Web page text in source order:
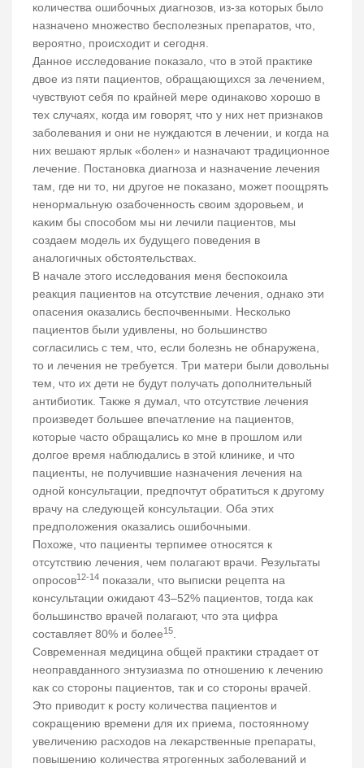
количества ошибочных диагнозов, из-за которых было
назначено множество бесполезных препаратов, что,
вероятно, происходит и сегодня.
Данное исследование показало, что в этой практике
двое из пяти пациентов, обращающихся за лечением,
чувствуют себя по крайней мере одинаково хорошо в
тех случаях, когда им говорят, что у них нет признаков
заболевания и они не нуждаются в лечении, и когда на
них вешают ярлык «болен» и назначают традиционное
лечение. Постановка диагноза и назначение лечения
там, где ни то, ни другое не показано, может поощрять
ненормальную озабоченность своим здоровьем, и
каким бы способом мы ни лечили пациентов, мы
создаем модель их будущего поведения в
аналогичных обстоятельствах.
В начале этого исследования меня беспокоила
реакция пациентов на отсутствие лечения, однако эти
опасения оказались беспочвенными. Несколько
пациентов были удивлены, но большинство
согласились с тем, что, если болезнь не обнаружена,
то и лечения не требуется. Три матери были довольны
тем, что их дети не будут получать дополнительный
антибиотик. Также я думал, что отсутствие лечения
произведет большее впечатление на пациентов,
которые часто обращались ко мне в прошлом или
долгое время наблюдались в этой клинике, и что
пациенты, не получившие назначения лечения на
одной консультации, предпочтут обратиться к другому
врачу на следующей консультации. Оба этих
предположения оказались ошибочными.
Похоже, что пациенты терпимее относятся к
отсутствию лечения, чем полагают врачи. Результаты
опросов12-14 показали, что выписки рецепта на
консультации ожидают 43–52% пациентов, тогда как
большинство врачей полагают, что эта цифра
составляет 80% и более15.
Современная медицина общей практики страдает от
неоправданного энтузиазма по отношению к лечению
как со стороны пациентов, так и со стороны врачей.
Это приводит к росту количества пациентов и
сокращению времени для их приема, постоянному
увеличению расходов на лекарственные препараты,
повышению количества ятрогенных заболеваний и